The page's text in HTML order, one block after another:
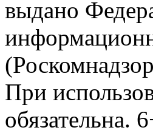
выдано
При
обязательна.